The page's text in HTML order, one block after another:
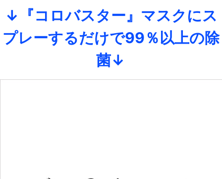
↓『コロバスター』マスクにス
プレーするだけで99％以上の除
菌↓